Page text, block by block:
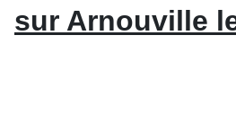
sur Arnouville